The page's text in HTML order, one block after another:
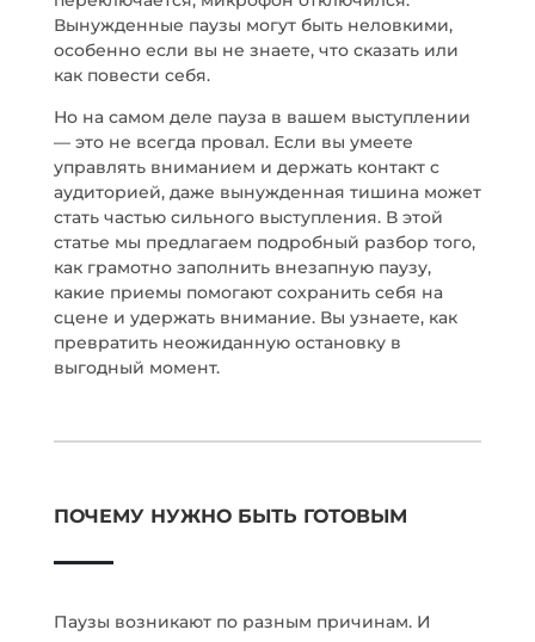
Вынужденные паузы могут быть неловкими,
особенно если вы не знаете, что сказать или
как повести себя.
Но на самом деле пауза в вашем выступлении
— это не всегда провал. Если вы умеете
управлять вниманием и держать контакт с
аудиторией, даже вынужденная тишина может
стать частью сильного выступления. В этой
статье мы предлагаем подробный разбор того,
как грамотно заполнить внезапную паузу,
какие приемы помогают сохранить себя на
сцене и удержать внимание. Вы узнаете, как
превратить неожиданную остановку в
выгодный момент.
ПОЧЕМУ НУЖНО БЫТЬ ГОТОВЫМ
Паузы возникают по разным причинам. И